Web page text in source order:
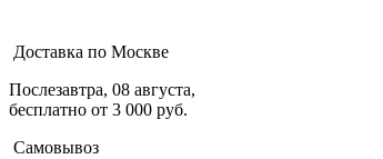
Доставка по Москве
Послезавтра, 08 августа,
бесплатно от 3 000 руб.
Самовывоз